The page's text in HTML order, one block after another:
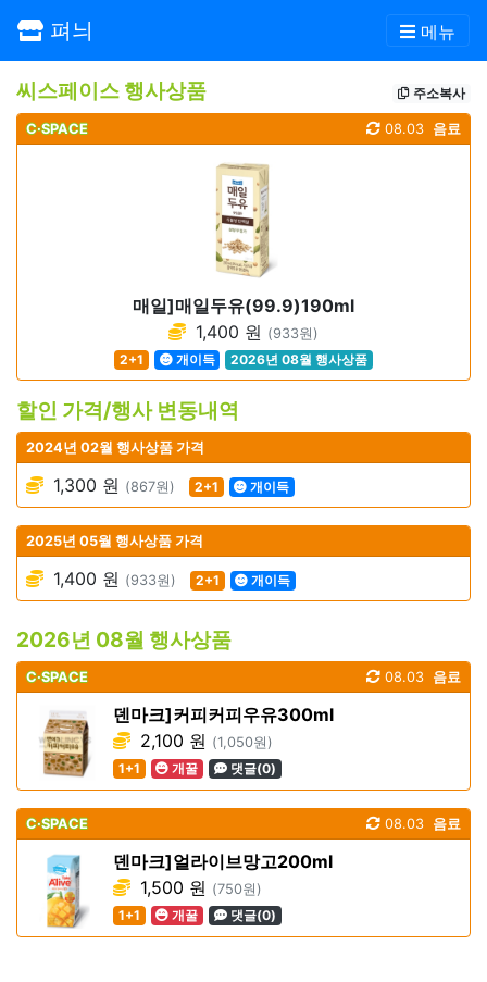
펴늬 메뉴
씨스페이스 행사상품 주소복사
C·SPACE 음료
08.03
매일]매일두유(99.9)190ml
1,400 원 (933원)
2+1
개이득 2026년 08월 행사상품
할인 가격/행사 변동내역
2024년 02월 행사상품 가격
1,300 원 (867원) 2+1 개이득
2025년 05월 행사상품 가격
1,400 원 (933원) 2+1 개이득
2026년 08월 행사상품
C·SPACE 음료
08.03
덴마크]커피커피우유300ml
2,100 원 (1,050원)
1+1
개꿀 댓글(0)
C·SPACE 음료
08.03
덴마크]얼라이브망고200ml
1,500 원 (750원)
1+1
개꿀 댓글(0)